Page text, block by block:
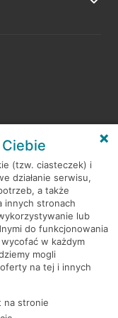
o wizycie.
(tzw. ciasteczek) i
działanie serwisu,
a także
innych stronach
lub
do funkcjonowania
w każdym
mogli
na tej i innych
na stronie